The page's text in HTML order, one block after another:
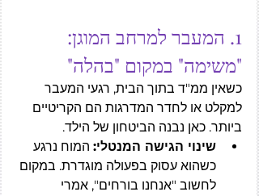
1. המעבר למרחב המוגן:
"משימה" במקום "בהלה"
כשאין ממ"ד בתוך הבית, רגעי המעבר
למקלט או לחדר המדרגות הם הקריטיים
ביותר. כאן נבנה הביטחון של הילד.
שינוי הגישה המנטלי: המוח נרגע
כשהוא עסוק בפעולה מוגדרת. במקום
לחשוב "אנחנו בורחים", אמרי